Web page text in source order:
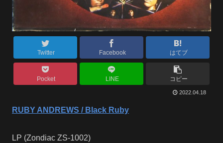
Twitter Facebook はてブ
Pocket LINE コピー
2022.04.18
RUBY ANDREWS / Black Ruby
LP (Zondiac ZS-1002)